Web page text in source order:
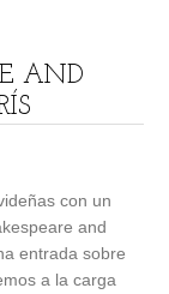
AND
con un
and
entrada sobre
a la carga